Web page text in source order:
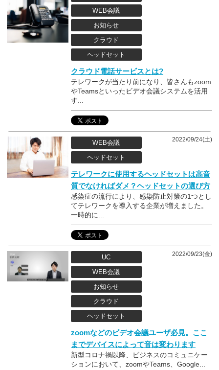
WEB会議
お知らせ
クラウド
ヘッドセット
クラウド電話サービスとは?
テレワークが当たり前になり、皆さんもzoom
やTeamsといったビデオ会議システムを活用
す...
2022/09/24(土)
WEB会議
ヘッドセット
テレワークに使用するヘッドセットは高音
質でなければダメ？ヘッドセットの選び方
感染症の流行により、感染防止対策の1つとし
てテレワークを導入する企業が増えました。
一時的に...
2022/09/23(金)
UC
WEB会議
お知らせ
クラウド
ヘッドセット
zoomなどのビデオ会議ユーザ必見。ここ
までデバイスによって音は変わります
新型コロナ禍以降、ビジネスのコミュニケー
ションにおいて、zoomやTeams、Google...